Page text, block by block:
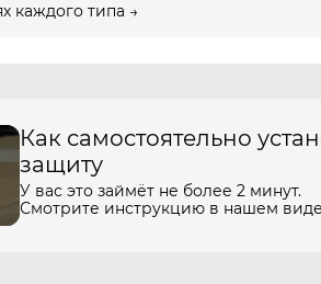
каждого типа →
Как самостоятельно
защиту
У вас это займёт не более 2 минут.
Смотрите инструкцию в нашем